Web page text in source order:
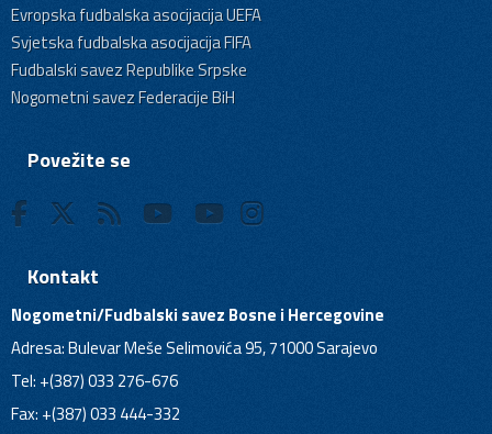
Evropska fudbalska asocijacija UEFA
Svjetska fudbalska asocijacija FIFA
Fudbalski savez Republike Srpske
Nogometni savez Federacije BiH
Povežite se
Kontakt
Nogometni/Fudbalski savez Bosne i Hercegovine
Adresa: Bulevar Meše Selimovića 95, 71000 Sarajevo
Tel: +(387) 033 276-676
Fax: +(387) 033 444-332